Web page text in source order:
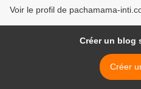
Voir le profil de pachamama-
Créer un blog
Créer